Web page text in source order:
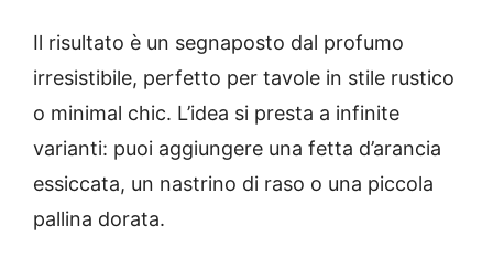
Il risultato è un segnaposto dal profumo
irresistibile, perfetto per tavole in stile rustico
o minimal chic. L’idea si presta a infinite
varianti: puoi aggiungere una fetta d’arancia
essiccata, un nastrino di raso o una piccola
pallina dorata.